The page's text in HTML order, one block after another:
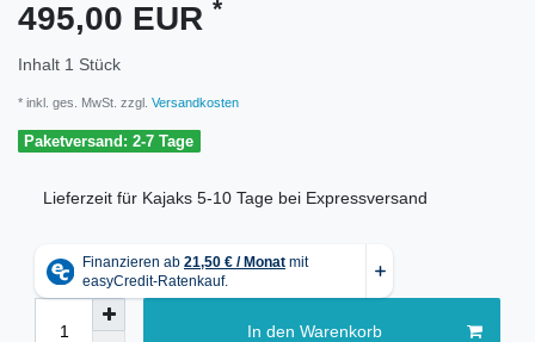
495,00 EUR *
Inhalt 1 Stück
* inkl. ges. MwSt. zzgl. Versandkosten
Paketversand: 2-7 Tage
Lieferzeit für Kajaks 5-10 Tage bei Expressversand
In den Warenkorb